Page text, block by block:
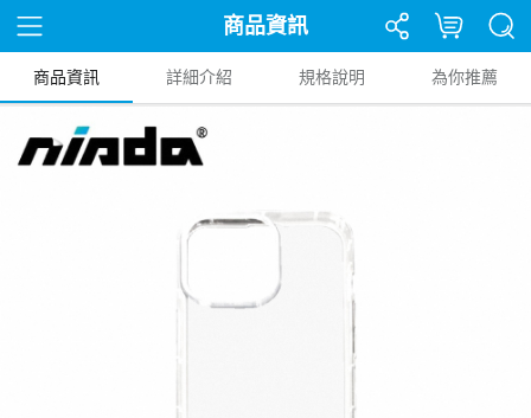
商品資訊
商品資訊 詳細介紹 規格說明 為你推薦